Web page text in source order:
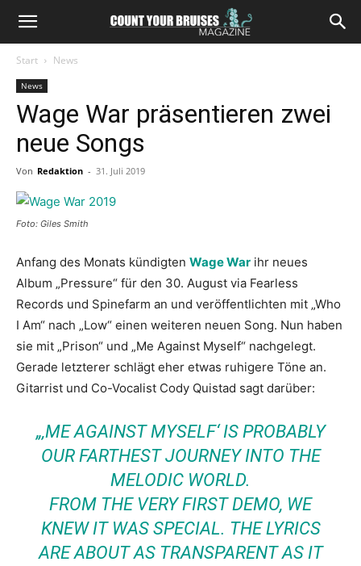
Start News
News
Wage War präsentieren zwei
neue Songs
Von Redaktion - 31. Juli 2019
Foto: Giles Smith
Anfang des Monats kündigten Wage War ihr neues
Album „Pressure“ für den 30. August via Fearless
Records und Spinefarm an und veröffentlichten mit „Who
I Am“ nach „Low“ einen weiteren neuen Song. Nun haben
sie mit „Prison“ und „Me Against Myself“ nachgelegt.
Gerade letzterer schlägt eher etwas ruhigere Töne an.
Gitarrist und Co-Vocalist Cody Quistad sagt darüber:
„‚ME AGAINST MYSELF‘ IS PROBABLY
OUR FARTHEST JOURNEY INTO THE
MELODIC WORLD.
FROM THE VERY FIRST DEMO, WE
KNEW IT WAS SPECIAL. THE LYRICS
ARE ABOUT AS TRANSPARENT AS IT